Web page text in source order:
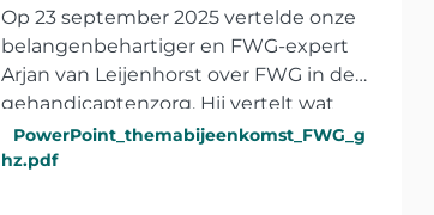
Op 23 september 2025 vertelde onze
belangenbehartiger en FWG-expert
Arjan van Leijenhorst over FWG in de
gehandicaptenzorg. Hij vertelt wat
FWG precies is en hoe je jouw
functiebeschrijving en/of...
PowerPoint_themabijeenkomst_FWG_g
hz.pdf